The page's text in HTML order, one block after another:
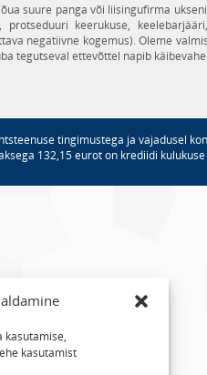
kasutamise,
kasutamist
suure panga või liisingufirma
keerukuse,
negatiivne kogemus). Oleme
tegutseval ettevõttel napib
tingimustega ja vajadusel
132,15 eurot on krediidi